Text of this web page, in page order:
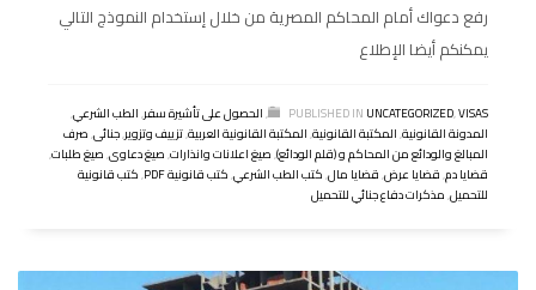
رفع دعواك أمام المحاكم المصرية من خلال إستخدام النموذج التالي
يمكنكم أيضا الإطلاع
PUBLISHED IN UNCATEGORIZED,VISAS
,الحصول على تأشيرة سفر,الطب الشرعي,
المدونة القانونية,المكتبة القانونية,المكتبة القانونية العربية,تزييف وتزوير,جنائى,صرف
المبالغ والودائع من المحاكم و (قلم الودائع),صيغ اعلانات وانذارات,صيغ دعاوى,صيغ طلبات,
قضايا دم,قضايا عرض,قضايا مال,كتب الطب الشرعي,كتب قانونية PDF ,كتب قانونية
للتحميل,مذكرات دفاع جنائي للتحميل